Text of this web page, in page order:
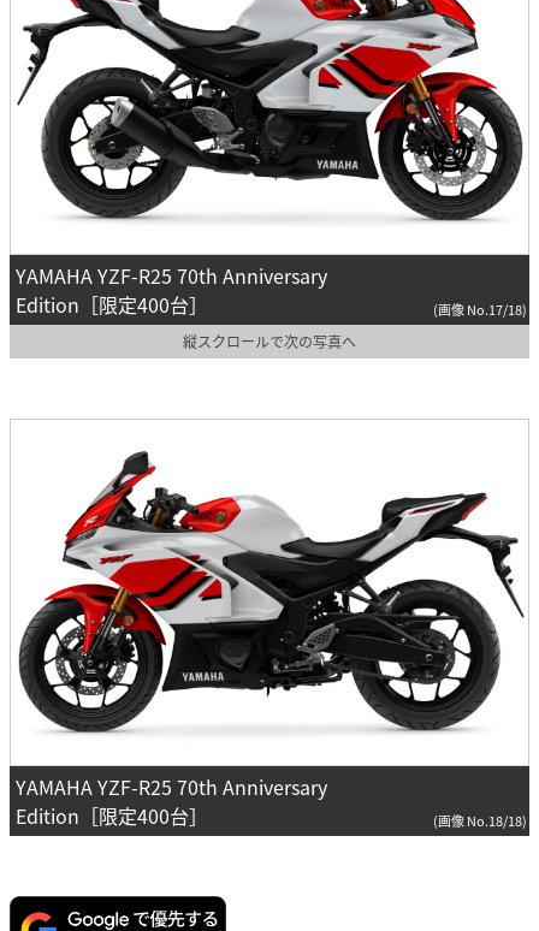
YAMAHA YZF-R25 70th Anniversary
Edition［限定400台］
(画像 No.17/18)
縦スクロールで次の写真へ
YAMAHA YZF-R25 70th Anniversary
Edition［限定400台］
(画像 No.18/18)